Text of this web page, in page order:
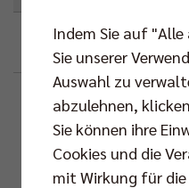
Google
Beschreibung
📍 Max-Schmeling-
Halle
Indem Sie auf
Sie unserer
Auswahl zu
abzulehnen,
Sie können ihre
Cookies und die
mit Wirkung für